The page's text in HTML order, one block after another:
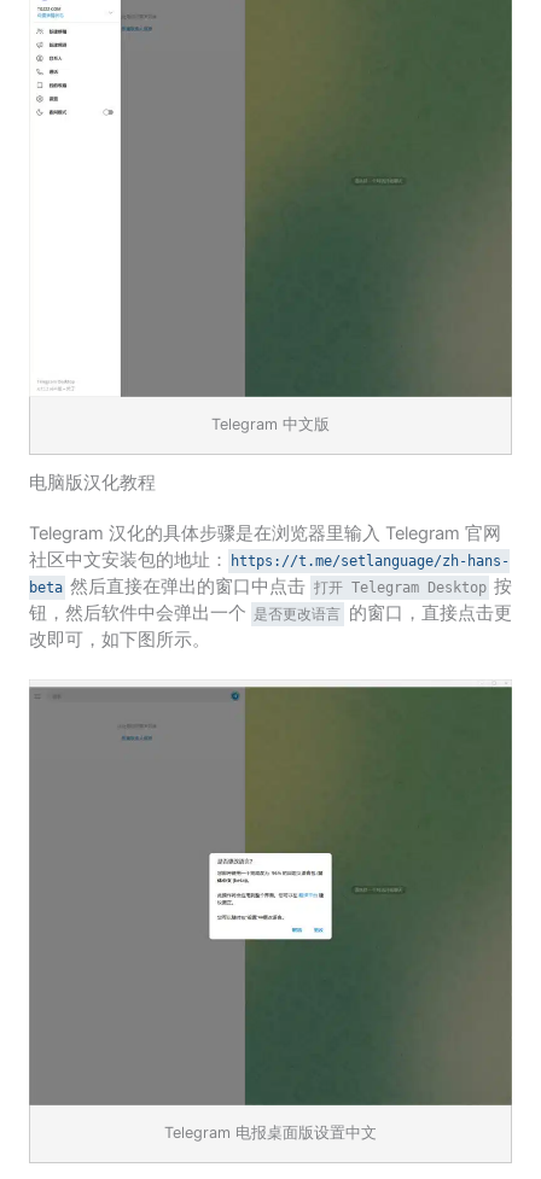
Telegram 中文版
电脑版汉化教程
Telegram 汉化的具体步骤是在浏览器里输入 Telegram 官网
社区中文安装包的地址：
https://t.me/setlanguage/zh-hans-
beta 然后直接在弹出的窗口中点击 打开 Telegram Desktop 按
钮，然后软件中会弹出一个 是否更改语言 的窗口，直接点击更
改即可，如下图所示。
Telegram 电报桌面版设置中文